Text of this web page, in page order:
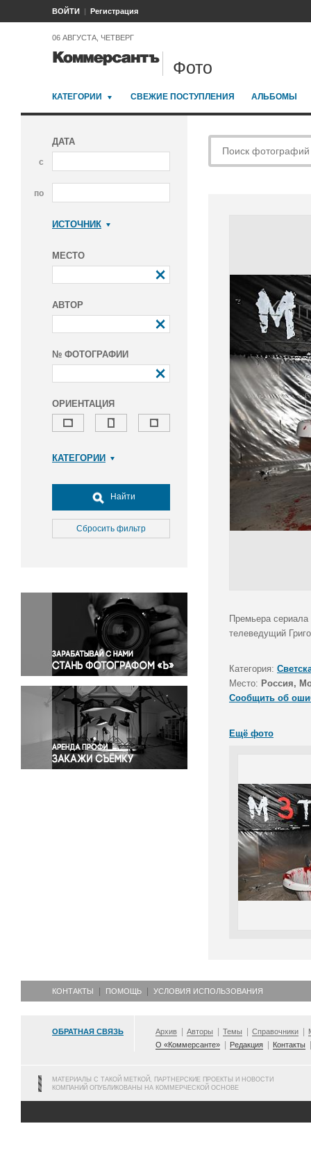
ВОЙТИ Регистрация
06 АВГУСТА, ЧЕТВЕРГ
Фото
КАТЕГОРИИ СВЕЖИЕ ПОСТУПЛЕНИЯ АЛЬБОМЫ
ДАТА
с
по
ИСТОЧНИК
МЕСТО
АВТОР
№ ФОТОГРАФИИ
ОРИЕНТАЦИЯ
КАТЕГОРИИ
Досуг, туризм и отдых
Культура
Медицина
Окружающая среда
Политика
Правосудие
Происшествия и конфликты
Религия
Светская жизнь
Спорт
Экология
Экономика и бизнес
Найти
Сбросить фильтр
Премьера
телеведущий
Категория:
Место: Россия,
Сообщить об
Ещё фото
КОНТАКТЫ ПОМОЩЬ УСЛОВИЯ ИСПОЛЬЗОВАНИЯ
ОБРАТНАЯ СВЯЗЬ Архив Авторы Темы Справочники
О «Коммерсанте»
Редакция Контакты
МАТЕРИАЛЫ С ТАКОЙ МЕТКОЙ, ПАРТНЕРСКИЕ ПРОЕКТЫ И НОВОСТИ
КОМПАНИЙ ОПУБЛИКОВАНЫ НА КОММЕРЧЕСКОЙ ОСНОВЕ